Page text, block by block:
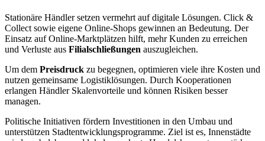
Stationäre Händler setzen vermehrt auf digitale Lösungen. Click &
Collect sowie eigene Online-Shops gewinnen an Bedeutung. Der
Einsatz auf Online-Marktplätzen hilft, mehr Kunden zu erreichen
und Verluste aus Filialschließungen auszugleichen.
Um dem Preisdruck zu begegnen, optimieren viele ihre Kosten und
nutzen gemeinsame Logistiklösungen. Durch Kooperationen
erlangen Händler Skalenvorteile und können Risiken besser
managen.
Politische Initiativen fördern Investitionen in den Umbau und
unterstützen Stadtentwicklungsprogramme. Ziel ist es, Innenstädte